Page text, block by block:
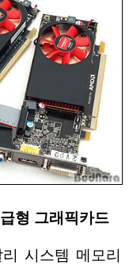
형 그래픽카드
시스템 메모리